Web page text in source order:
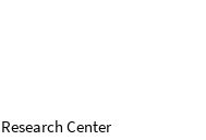
Center